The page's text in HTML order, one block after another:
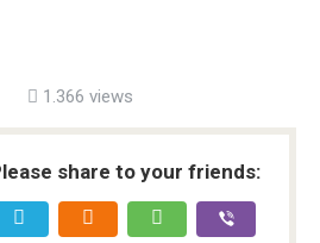
1.366 views
share to your friends: